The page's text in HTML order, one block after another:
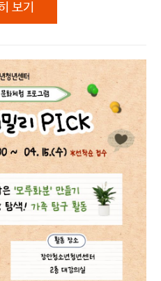
신통방통 위아더 요즘전통 '추
보기